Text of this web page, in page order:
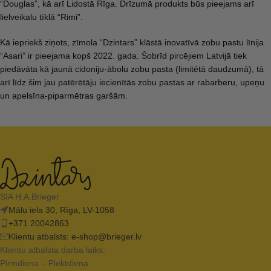
“Douglas”, kā arī Lidostā Rīga. Drīzumā produkts būs pieejams arī
lielveikalu tīklā “Rimi”.
Kā iepriekš ziņots, zīmola “Dzintars” klāstā inovatīvā zobu pastu līnija
“Asari” ir pieejama kopš 2022. gada. Šobrīd pircējiem Latvijā tiek
piedāvāta kā jaunā cidoniju-ābolu zobu pasta (limitētā daudzumā), tā
arī līdz šim jau patērētāju iecienītās zobu pastas ar rabarberu, upeņu
un apelsīna-piparmētras garšām.
SIA H.A.Brieger
Mālu iela 30, Rīga, LV-1058
+371 20042863
Klientu atbalsts: e-shop@brieger.lv
Klientu atbalsta darba laiks:
Pirmdiena – Piektdiena